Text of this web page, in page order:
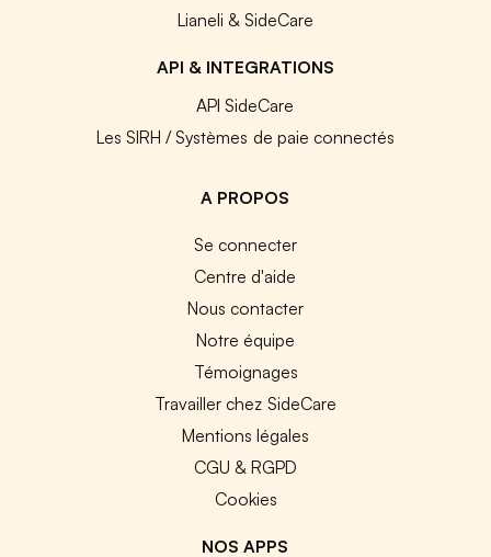
Lianeli & SideCare
API & INTEGRATIONS
API SideCare
Les SIRH / Systèmes de paie connectés
A PROPOS
Se connecter
Centre d'aide
Nous contacter
Notre équipe
Témoignages
Travailler chez SideCare
Mentions légales
CGU & RGPD
Cookies
NOS APPS